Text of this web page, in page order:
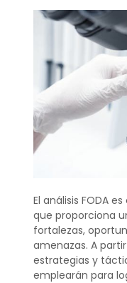
El análisis FODA
que proporciona
fortalezas,
amenazas. A
estrategias y
emplearán para